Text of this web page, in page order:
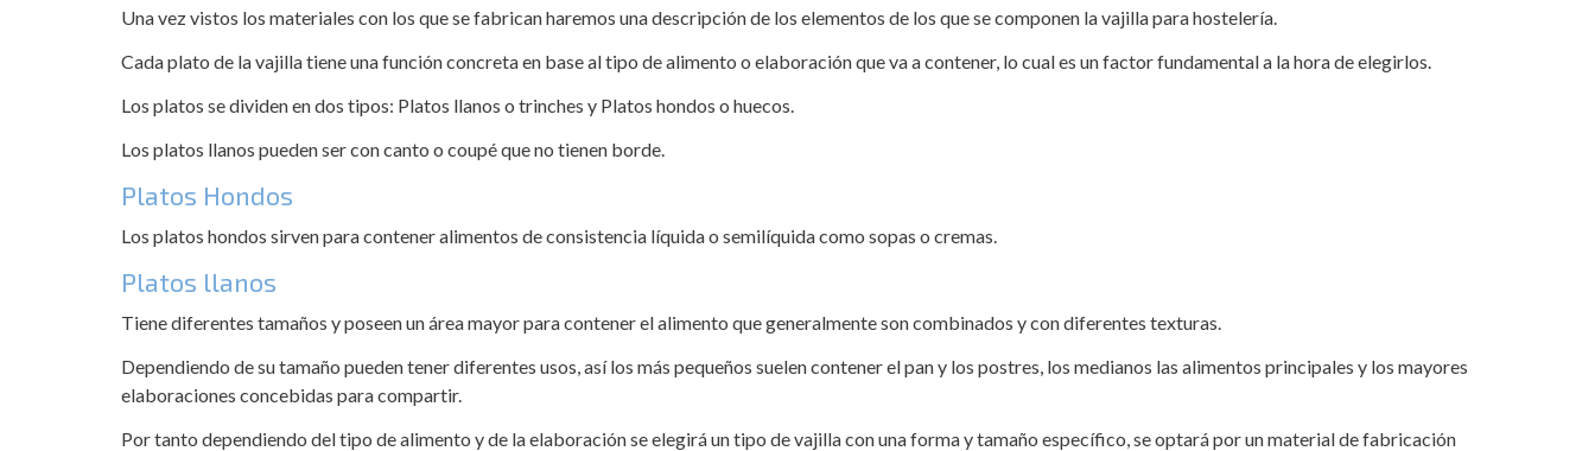
Una vez vistos los materiales con los que se fabrican haremos una descripción de los elementos de los que se componen la vajilla para hostelería.
Cada plato de la vajilla tiene una función concreta en base al tipo de alimento o elaboración que va a contener, lo cual es un factor fundamental a la hora de elegirlos.
Los platos se dividen en dos tipos: Platos llanos o trinches y Platos hondos o huecos.
Los platos llanos pueden ser con canto o coupé que no tienen borde.
Platos Hondos
Los platos hondos sirven para contener alimentos de consistencia líquida o semilíquida como sopas o cremas.
Platos llanos
Tiene diferentes tamaños y poseen un área mayor para contener el alimento que generalmente son combinados y con diferentes texturas.
Dependiendo de su tamaño pueden tener diferentes usos, así los más pequeños suelen contener el pan y los postres, los medianos las alimentos principales y los mayores
elaboraciones concebidas para compartir.
Por tanto dependiendo del tipo de alimento y de la elaboración se elegirá un tipo de vajilla con una forma y tamaño específico, se optará por un material de fabricación